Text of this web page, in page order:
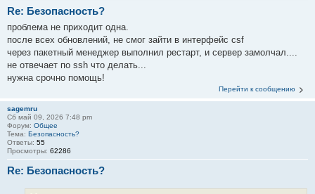
Re: Безопасность?
проблема не приходит одна.
после всех обновлений, не смог зайти в интерфейс csf
через пакетный менеджер выполнил рестарт, и сервер замолчал....
не отвечает по ssh что делать...
нужна срочно помощь!
Перейти к сообщению
sagemru
Сб май 09, 2026 7:48 pm
Форум: Общее
Тема: Безопасность?
Ответы: 55
Просмотры: 62286
Re: Безопасность?